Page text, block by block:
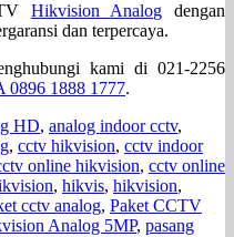
Hikvision Analog dengan
dan terpercaya.
kami di 021-2256
0896 1888 1777.
HD, analog indoor cctv,
, cctv hikvision, cctv indoor
online hikvision, cctv online
, hikvis, hikvision,
cctv analog, Paket CCTV
Analog 5MP, pasang